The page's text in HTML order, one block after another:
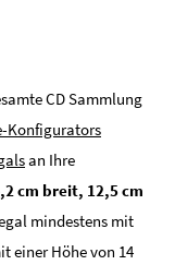
CD Sammlung
Konfigurators
an Ihre
cm breit, 12,5 cm
mindestens mit
einer Höhe von 14